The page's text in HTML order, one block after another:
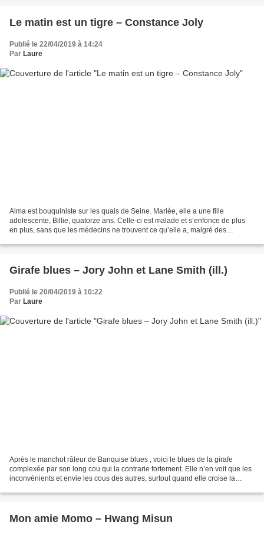
Le matin est un tigre – Constance Joly
Publié le 22/04/2019 à 14:24
Par Laure
Alma est bouquiniste sur les quais de Seine. Mariée, elle a une fille
adolescente, Billie, quatorze ans. Celle-ci est malade et s’enfonce de plus
en plus, sans que les médecins ne trouvent ce qu’elle a, malgré des
Girafe blues – Jory John et Lane Smith (ill.)
Publié le 20/04/2019 à 10:22
Par Laure
Après le manchot râleur de Banquise blues , voici le blues de la girafe
complexée par son long cou qui la contrarie fortement. Elle n’en voit que les
inconvénients et envie les cous des autres, surtout quand elle croise la
Mon amie Momo – Hwang Misun